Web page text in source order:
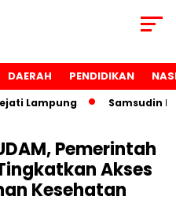
DAERAH PENDIDIKAN
Lampung Samsudin
Pemerintah
Akses
Kesehatan